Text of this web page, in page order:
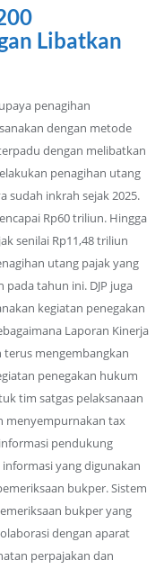
Libatkan
penagihan
dengan metode
dengan melibatkan
penagihan utang
sudah inkrah sejak 2025.
Rp60 triliun. Hingga
senilai Rp11,48 triliun
utang pajak yang
tahun ini. DJP juga
kegiatan penegakan
Laporan Kinerja
terus mengembangkan
penegakan hukum
tim satgas pelaksanaan
menyempurnakan tax
pendukung
yang digunakan
bukper. Sistem
bukper yang
dengan aparat
perpajakan dan